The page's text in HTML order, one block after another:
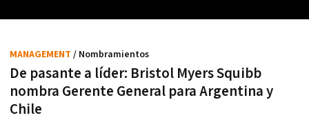
De pasante a líder: Bristol Myers Squibb
nombra Gerente General para Argentina y
Chile
MANAGEMENT / Nombramientos